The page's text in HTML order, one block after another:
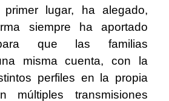
primer lugar, ha alegado,
siempre ha aportado
que las familias
misma cuenta, con la
perfiles en la propia
múltiples transmisiones